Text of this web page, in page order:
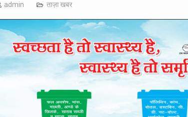
admin ताज़ा खबर